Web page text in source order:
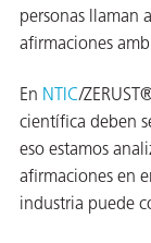
personas llaman
afirmaciones
En NTIC/
científica deben
eso estamos
afirmaciones en
industria puede
Óxido